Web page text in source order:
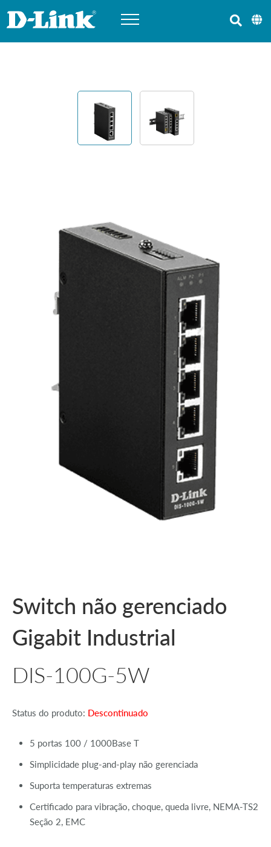
Switch não gerenciado
Gigabit Industrial
DIS-100G‑5W
Status do produto: Descontinuado
5 portas 100 / 1000Base T
Simplicidade plug-and-play não gerenciada
Suporta temperaturas extremas
Certificado para vibração, choque, queda livre, NEMA-TS2
Seção 2, EMC